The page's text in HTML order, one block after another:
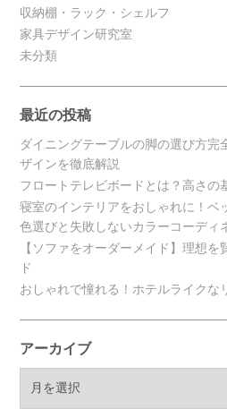
収納棚・ラック・シェルフ
家具デザイン研究室
未分類
最近の投稿
ダイニングテーブルの脚の選び方完
ザインを徹底解説
フロートテレビボードとは？高さの
寝室のインテリアをおしゃれに！ベ
色選びと失敗しないカラーコーディ
【ソファをオーダーメイド】理想
ド
おしゃれで憧れる！ホテルライクな
アーカイブ